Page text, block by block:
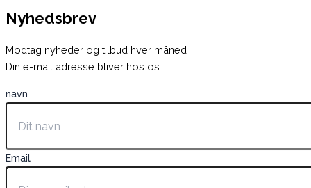
Nyhedsbrev
Modtag nyheder og tilbud hver måned
Din e-mail adresse bliver hos os
navn
Email